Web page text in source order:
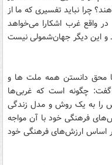
چرا نباید تفسیری که ما از
در واقع غرب اشکارا می‌خواهد
و این دیگر جهان‌شمولی نیست
محق دانستن همه ملت ها و
چگونه است که غربی‌ها
را به یک روش و مدل زندگی
فرهنگی خود با آن مواجه
اساس ارزش‌های فرهنگی خود